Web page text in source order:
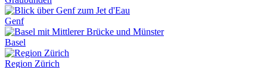
Genf
Basel
Region Zürich